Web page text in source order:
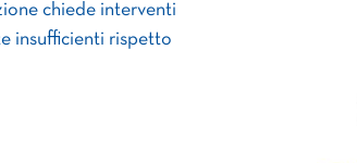
chiede interventi
insufficienti rispetto